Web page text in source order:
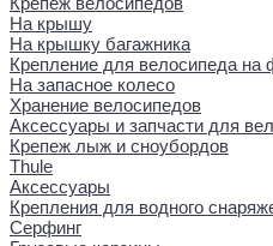
На крышу
На крышку багажника
Крепление для велосипеда на
На запасное колесо
Хранение велосипедов
Аксессуары и запчасти для
Крепеж лыж и сноубордов
Thule
Аксессуары
Крепления для водного
Серфинг